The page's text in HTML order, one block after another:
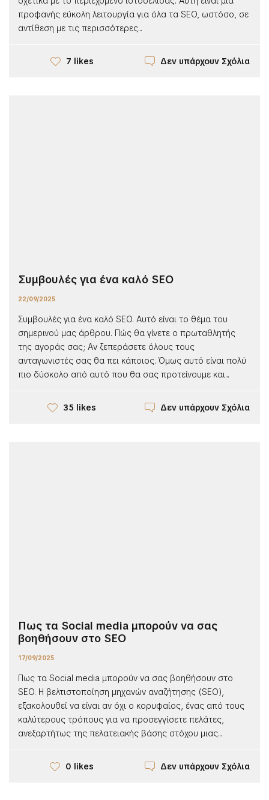
προφανής εύκολη λειτουργία για όλα τα SEO, ωστόσο, σε
αντίθεση με τις περισσότερες...
7 likes Δεν υπάρχουν Σχόλια
Συμβουλές για ένα καλό SEO
22/09/2025
Συμβουλές για ένα καλό SEO. Αυτό είναι το θέμα του
σημερινού μας άρθρου. Πώς θα γίνετε ο πρωταθλητής
της αγοράς σας; Αν ξεπεράσετε όλους τους
ανταγωνιστές σας θα πει κάποιος. Όμως αυτό είναι πολύ
πιο δύσκολο από αυτό που θα σας προτείνουμε και...
35 likes Δεν υπάρχουν Σχόλια
Πως τα Social media μπορούν να σας
βοηθήσουν στο SEO
17/09/2025
Πως τα Social media μπορούν να σας βοηθήσουν στο
SEO. Η βελτιστοποίηση μηχανών αναζήτησης (SEO),
εξακολουθεί να είναι αν όχι ο κορυφαίος, ένας από τους
καλύτερους τρόπους για να προσεγγίσετε πελάτες,
ανεξαρτήτως της πελατειακής βάσης στόχου μιας...
0 likes Δεν υπάρχουν Σχόλια